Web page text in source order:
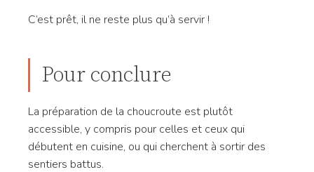
C’est prêt, il ne reste plus qu’à servir !
Pour conclure
La préparation de la choucroute est plutôt
accessible, y compris pour celles et ceux qui
débutent en cuisine, ou qui cherchent à sortir des
sentiers battus.